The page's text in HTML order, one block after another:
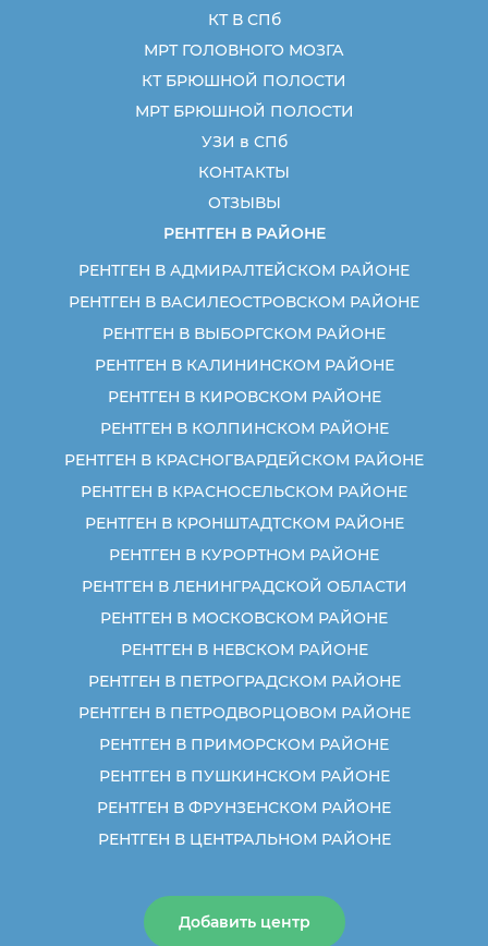
КТ В СПб
МРТ ГОЛОВНОГО МОЗГА
КТ БРЮШНОЙ ПОЛОСТИ
МРТ БРЮШНОЙ ПОЛОСТИ
УЗИ в СПб
КОНТАКТЫ
ОТЗЫВЫ
РЕНТГЕН В РАЙОНЕ
РЕНТГЕН В АДМИРАЛТЕЙСКОМ РАЙОНЕ
РЕНТГЕН В ВАСИЛЕОСТРОВСКОМ РАЙОНЕ
РЕНТГЕН В ВЫБОРГСКОМ РАЙОНЕ
РЕНТГЕН В КАЛИНИНСКОМ РАЙОНЕ
РЕНТГЕН В КИРОВСКОМ РАЙОНЕ
РЕНТГЕН В КОЛПИНСКОМ РАЙОНЕ
РЕНТГЕН В КРАСНОГВАРДЕЙСКОМ РАЙОНЕ
РЕНТГЕН В КРАСНОСЕЛЬСКОМ РАЙОНЕ
РЕНТГЕН В КРОНШТАДТСКОМ РАЙОНЕ
РЕНТГЕН В КУРОРТНОМ РАЙОНЕ
РЕНТГЕН В ЛЕНИНГРАДСКОЙ ОБЛАСТИ
РЕНТГЕН В МОСКОВСКОМ РАЙОНЕ
РЕНТГЕН В НЕВСКОМ РАЙОНЕ
РЕНТГЕН В ПЕТРОГРАДСКОМ РАЙОНЕ
РЕНТГЕН В ПЕТРОДВОРЦОВОМ РАЙОНЕ
РЕНТГЕН В ПРИМОРСКОМ РАЙОНЕ
РЕНТГЕН В ПУШКИНСКОМ РАЙОНЕ
РЕНТГЕН В ФРУНЗЕНСКОМ РАЙОНЕ
РЕНТГЕН В ЦЕНТРАЛЬНОМ РАЙОНЕ
Добавить центр